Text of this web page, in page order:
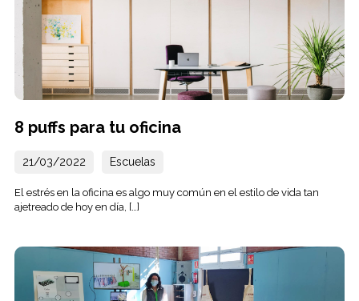
8 puffs para tu oficina
21/03/2022 Escuelas
El estrés en la oficina es algo muy común en el estilo de vida tan
ajetreado de hoy en día, […]